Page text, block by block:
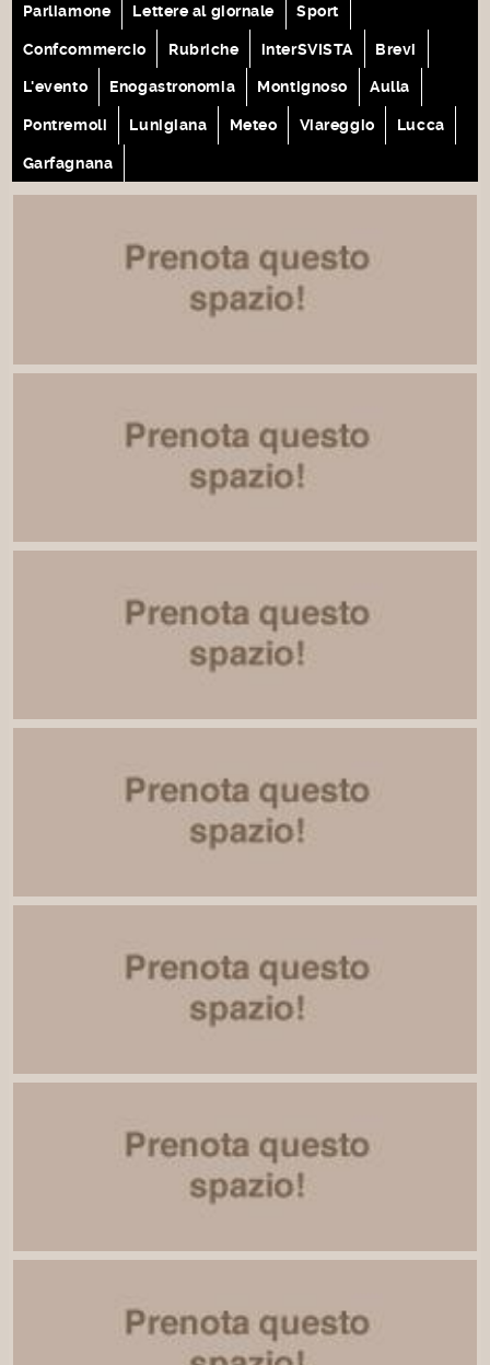
Parliamone Lettere al giornale Sport
Confcommercio Rubriche interSVISTA Brevi
L'evento Enogastronomia Montignoso Aulla
Pontremoli Lunigiana Meteo Viareggio Lucca
Garfagnana